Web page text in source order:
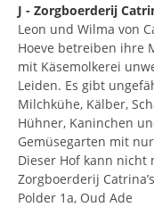
J - Zorgboerderij
Leon und Wilma von
Hoeve betreiben ihre
mit Käsemolkerei
Leiden. Es gibt
Milchkühe, Kälber,
Hühner, Kaninchen
Gemüsegarten mit
Dieser Hof kann
Zorgboerderij
Polder 1a, Oud Ade